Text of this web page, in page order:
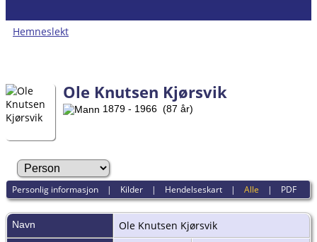
Hemneslekt
Ole Knutsen Kjørsvik
1879 - 1966 (87 år)
Personlig informasjon | Kilder | Hendelseskart |Alle | PDF
Navn Ole Knutsen Kjørsvik